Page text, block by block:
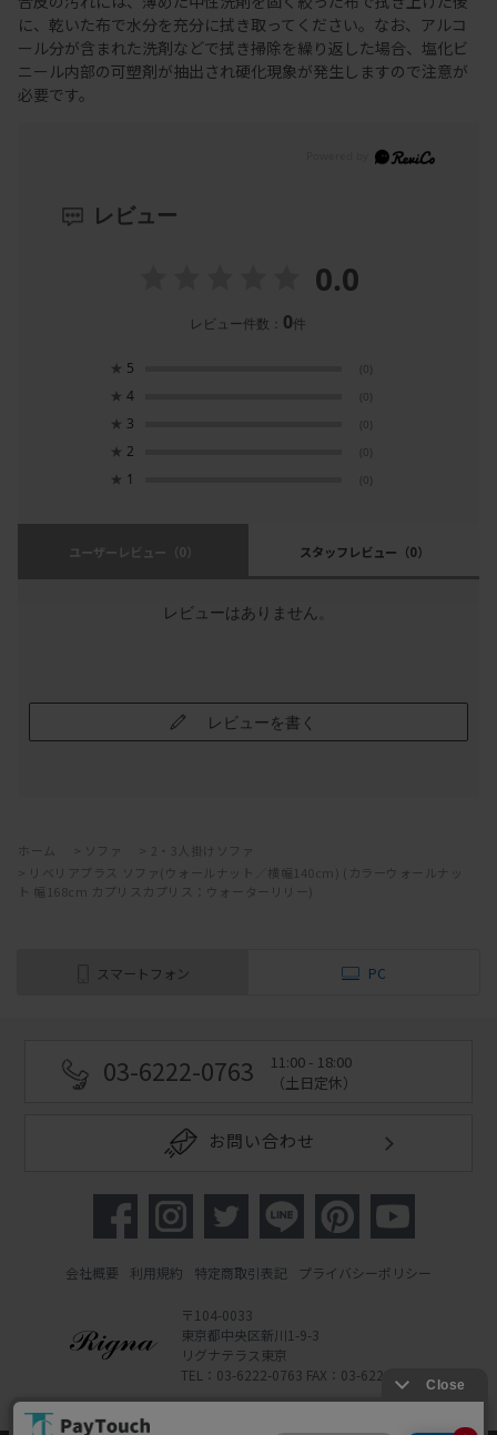
に、乾いた布で水分を充分に拭き取ってください。なお、アルコ
ール分が含まれた洗剤などで拭き掃除を繰り返した場合、塩化ビ
ニール内部の可塑剤が抽出され硬化現象が発生しますので注意が
必要です。
レビュー
0.0
レビュー件数： 0件
★ 5 (0)
★ 4 (0)
★ 3 (0)
★ 2 (0)
★ 1 (0)
ユーザーレビュー （0） スタッフレビュー （0）
レビューはありません。
レビューを書く
ホーム ソファ
2・3人掛けソファ
リベリアプラス ソファ(ウォールナット／横幅140cm) (カラーウォールナッ
ト 幅168cm カプリスカプリス：ウォーターリリー)
スマートフォン PC
03-6222-0763
11:00 - 18:00
（土日定休）
お問い合わせ
会社概要 利用規約 特定商取引表記 プライバシーポリシー
〒104-0033
東京都中央区新川1-9-3
リグナテラス東京
TEL：03-6222-0763 FAX：03-6222-0762
Powered by Watahan Partners Co., Ltd.